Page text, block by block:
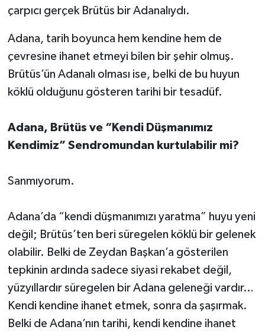
çarpıcı gerçek Brütüs bir Adanalıydı.
Adana, tarih boyunca hem kendine hem de
çevresine ihanet etmeyi bilen bir şehir olmuş.
Brütüs’ün Adanalı olması ise, belki de bu huyun
köklü olduğunu gösteren tarihi bir tesadüf.
Adana, Brütüs ve “Kendi Düşmanımız
Kendimiz” Sendromundan kurtulabilir mi?
Sanmıyorum.
Adana’da “kendi düşmanımızı yaratma” huyu yeni
değil; Brütüs’ten beri süregelen köklü bir gelenek
olabilir. Belki de Zeydan Başkan’a gösterilen
tepkinin ardında sadece siyasi rekabet değil,
yüzyıllardır süregelen bir Adana geleneği vardır…
Kendi kendine ihanet etmek, sonra da şaşırmak.
Belki de Adana’nın tarihi, kendi kendine ihanet